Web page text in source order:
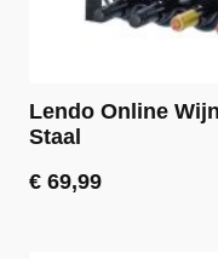
Lendo Online
Staal
€ 69,99